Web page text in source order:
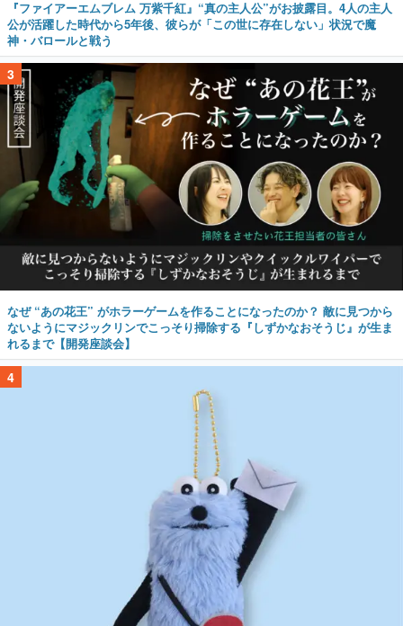
『ファイアーエムブレム 万紫千紅』“真の主人公”がお披露目。4人の主人
公が活躍した時代から5年後、彼らが「この世に存在しない」状況で魔
神・バロールと戦う
3
なぜ “あの花王” がホラーゲームを作ることになったのか？ 敵に見つから
ないようにマジックリンでこっそり掃除する『しずかなおそうじ』が生ま
れるまで【開発座談会】
4